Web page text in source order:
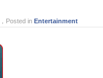
，Posted in Entertainment